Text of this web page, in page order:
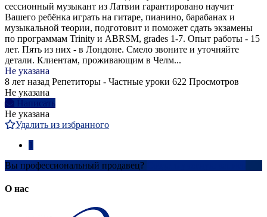
сессионный музыкант из Латвии гарантировано научит
Вашего ребёнка играть на гитаре, пианино, барабанах и
музыкальной теории, подготовит и поможет сдать экзамены
по программам Trinity и ABRSM, grades 1-7. Опыт работы - 15
лет. Пять из них - в Лондоне. Смело звоните и уточняйте
детали. Клиентам, проживающим в Челм...
Не указана
8 лет назад Репетиторы - Частные уроки 622 Просмотров
Не указана
Написать
Не указана
Удалить из избранного
Вы профессиональный продавец?
О нас